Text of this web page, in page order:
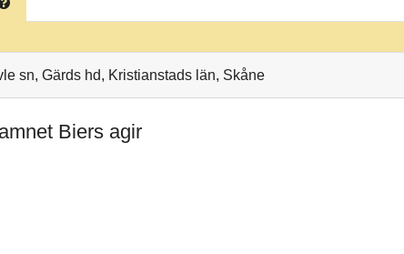
sn, Gärds hd, Kristianstads län, Skåne
Biers agir